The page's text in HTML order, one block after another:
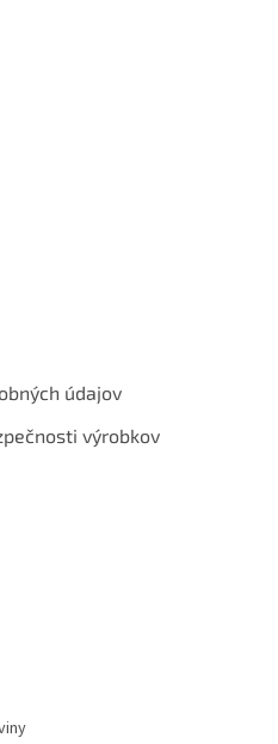
údajov
výrobkov